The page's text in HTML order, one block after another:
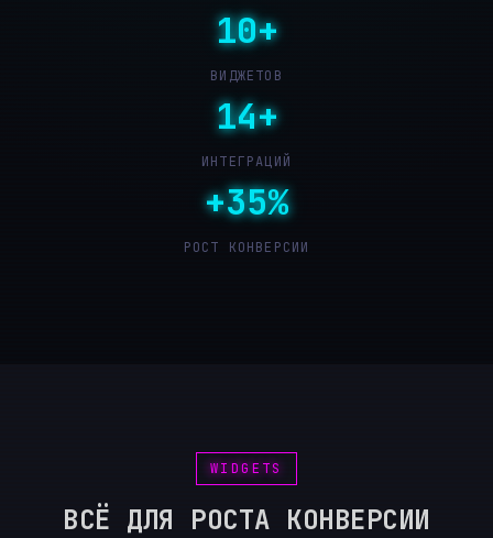
10+
ВИДЖЕТОВ
14+
ИНТЕГРАЦИЙ
+35%
РОСТ КОНВЕРСИИ
WIDGETS
ВСЁ ДЛЯ РОСТА КОНВЕРСИИ